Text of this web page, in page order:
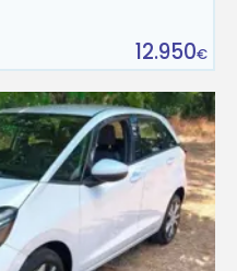
12.950€